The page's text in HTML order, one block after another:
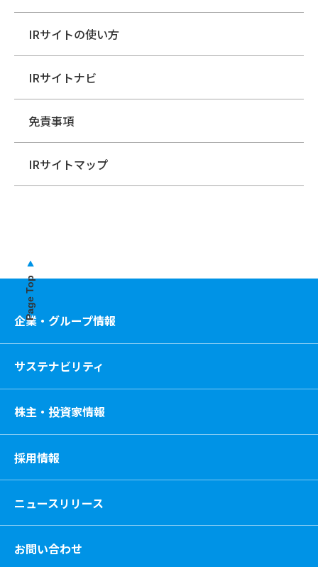
IRサイトの使い方
IRサイトナビ
免責事項
IRサイトマップ
Page Top
企業・グループ情報
サステナビリティ
株主・投資家情報
採用情報
ニュースリリース
お問い合わせ